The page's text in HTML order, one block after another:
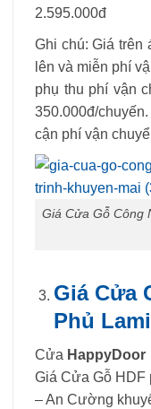
2.595.000đ
Ghi chú: Giá trên
lên và miễn phí
phụ thu phí vận
350.000đ/
cận phí vận
Giá Cửa Gỗ Công
Giá Cửa
Phủ
Cửa HappyDoor
Giá Cửa Gỗ HDF
– An Cường